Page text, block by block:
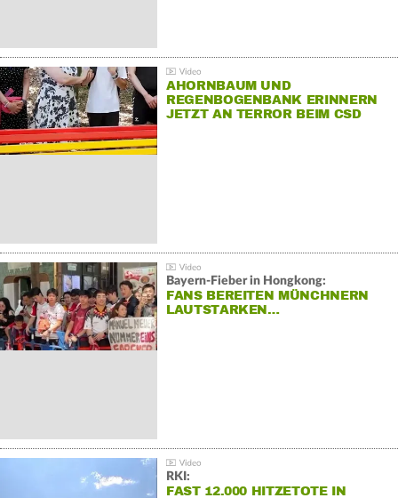
AHORNBAUM UND
REGENBOGENBANK ERINNERN
JETZT AN TERROR BEIM CSD
Bayern-Fieber in Hongkong:
FANS BEREITEN MÜNCHNERN
LAUTSTARKEN…
RKI:
FAST 12.000 HITZETOTE IN